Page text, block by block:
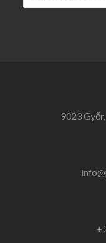
9023